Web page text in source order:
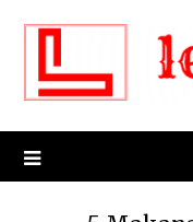
content